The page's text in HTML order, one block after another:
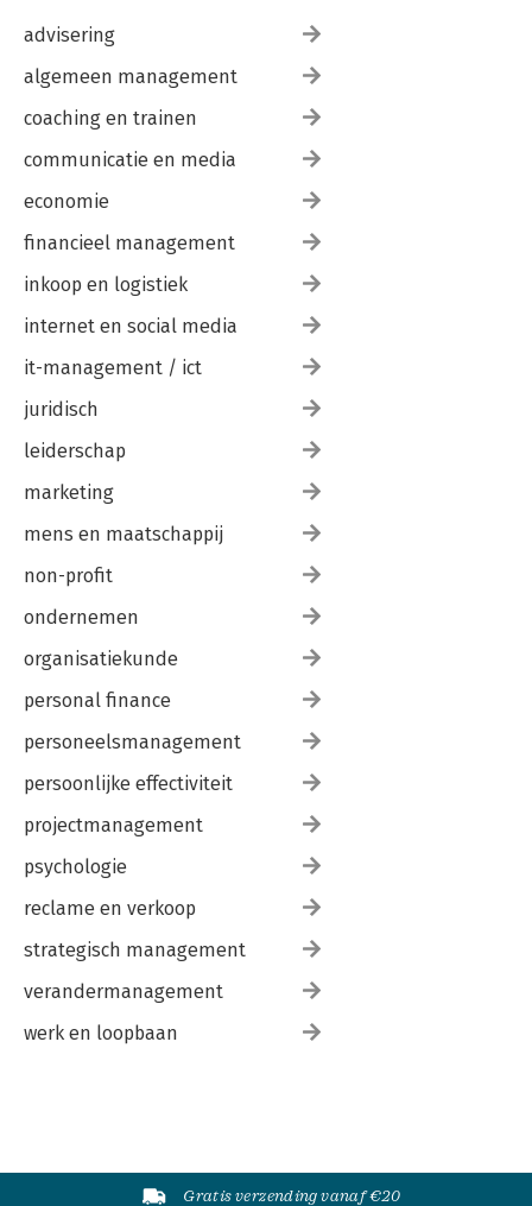
advisering
algemeen management
coaching en trainen
communicatie en media
economie
financieel management
inkoop en logistiek
internet en social media
it-management / ict
juridisch
leiderschap
marketing
mens en maatschappij
non-profit
ondernemen
organisatiekunde
personal finance
personeelsmanagement
persoonlijke effectiviteit
projectmanagement
psychologie
reclame en verkoop
strategisch management
verandermanagement
werk en loopbaan
Gratis verzending vanaf €20